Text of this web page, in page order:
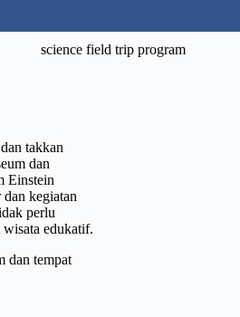
takkan
dan
Einstein
kegiatan
perlu
edukatif.
dan tempat